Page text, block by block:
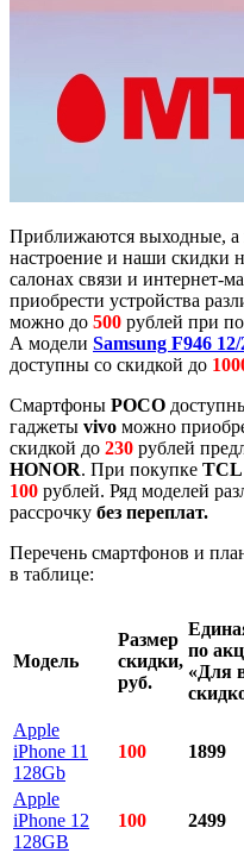
Приближаются выходные, а
настроение и наши скидки
салонах связи и
приобрести устройства
можно до 500 рублей при
А модели Samsung F946
доступны со скидкой до
Смартфоны POCO
гаджеты vivo можно
скидкой до 230 рублей
HONOR. При покупке TCL
100 рублей. Ряд моделей
рассрочку без переплат.
Перечень смартфонов и
в таблице:
Модель
Размер
скидки,
руб.
по
«Для
Apple
iPhone 11
128Gb
100 1899
Apple
iPhone 12
128GB
100 2499